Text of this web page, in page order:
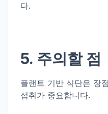
다.
5. 주의할 점
플랜트 기반 식단은 장
섭취가 중요합니다.